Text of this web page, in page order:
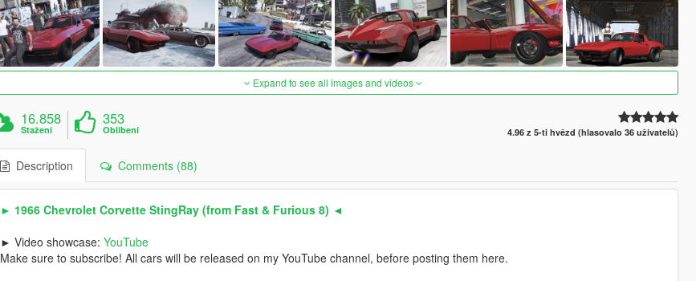
Expand to see all images and videos
16.858
Stažení
353
Oblíbení 4.96 z 5-ti hvězd (hlasovalo 36 uživatelů)
Description Comments (88)
► 1966 Chevrolet Corvette StingRay (from Fast & Furious 8) ◄
► Video showcase: YouTube
Make sure to subscribe! All cars will be released on my YouTube channel, before posting them here.